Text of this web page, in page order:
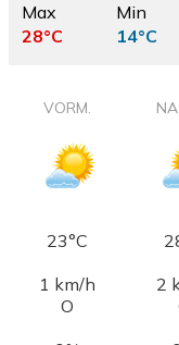
Max
28°C
Min
14°C
VORM.
23°C
1 km/h
O
2